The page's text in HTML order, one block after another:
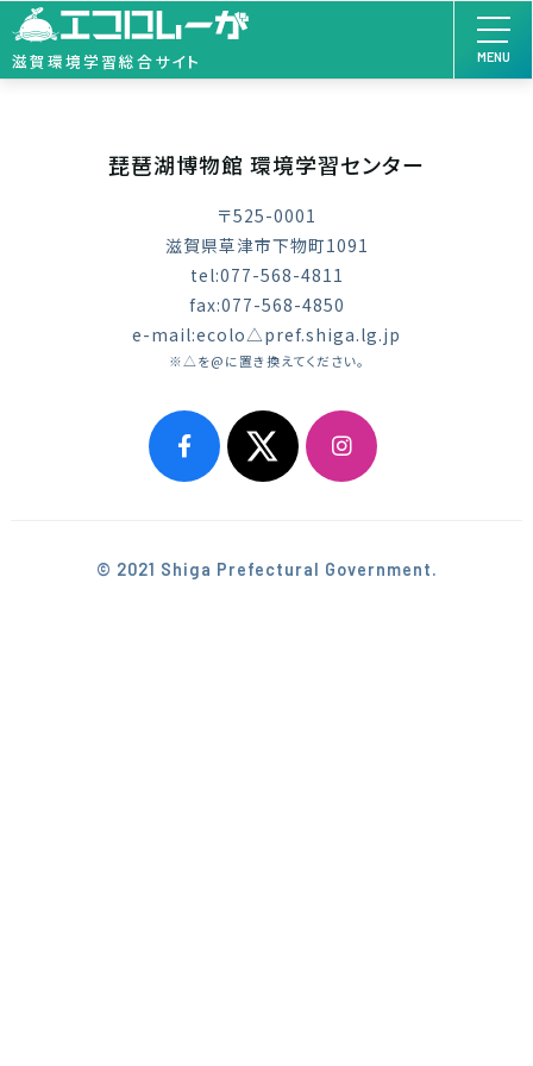
滋賀環境学習総合サイト MENU
琵琶湖博物館 環境学習センター
〒525-0001
滋賀県草津市下物町1091
tel:077-568-4811
fax:077-568-4850
e-mail:ecolo△pref.shiga.lg.jp
※△を@に置き換えてください。
© 2021 Shiga Prefectural Government.